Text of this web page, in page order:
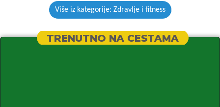
Više iz kategorije: Zdravlje i fitness
TRENUTNO NA CESTAMA